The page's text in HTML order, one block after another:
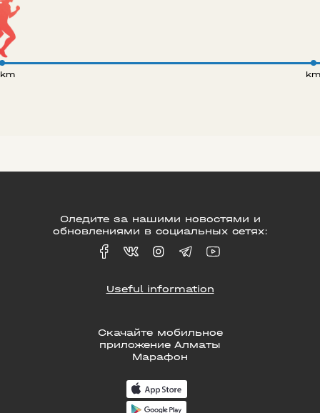
km
Скачайте мобильное
приложение Алматы
Марафон
Следите за нашими новостями и
обновлениями в социальных сетях:
Useful information